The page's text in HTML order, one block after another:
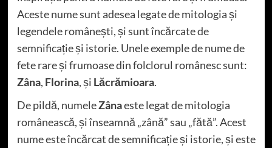
Aceste nume sunt adesea legate de mitologia și
legendele românești, și sunt încărcate de
semnificație și istorie. Unele exemple de nume de
fete rare și frumoase din folclorul românesc sunt:
Zâna, Florina, și Lăcrămioara.
De pildă, numeleZânaeste legat de mitologia
românească, și înseamnă „zână” sau „fătă”. Acest
nume este încărcat de semnificație și istorie, și este